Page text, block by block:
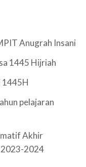
Anugrah Insani
1445 Hijriah
1445H
pelajaran
Akhir
2023-2024